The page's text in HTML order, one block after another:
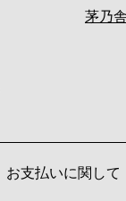
茅乃
お支払いに関して